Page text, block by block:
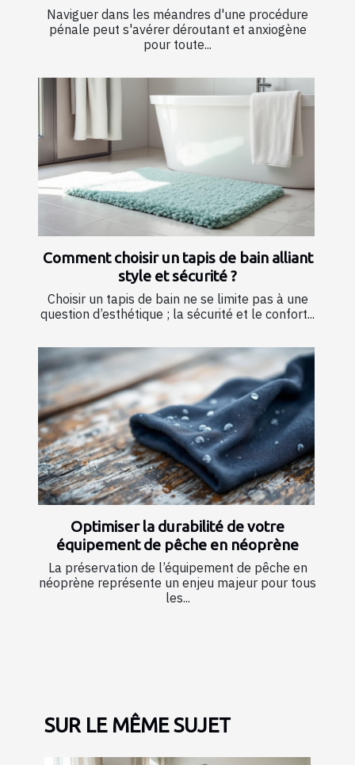
Naviguer dans les méandres d'une procédure
pénale peut s'avérer déroutant et anxiogène
pour toute...
Comment choisir un tapis de bain alliant
style et sécurité ?
Choisir un tapis de bain ne se limite pas à une
question d’esthétique ; la sécurité et le confort...
Optimiser la durabilité de votre
équipement de pêche en néoprène
La préservation de l’équipement de pêche en
néoprène représente un enjeu majeur pour tous
les...
SUR LE MÊME SUJET